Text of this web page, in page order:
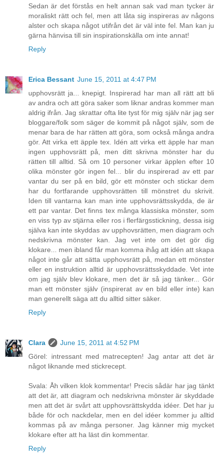
Sedan är det förstås en helt annan sak vad man tycker är
moraliskt rätt och fel, men att låta sig inspireras av någons
alster och skapa något utifrån det är väl inte fel. Man kan ju
gärna hänvisa till sin inspirationskälla om inte annat!
Reply
Erica Bessant June 15, 2011 at 4:47 PM
upphovsrätt ja... knepigt. Inspirerad har man all rätt att bli
av andra och att göra saker som liknar andras kommer man
aldrig ifrån. Jag skrattar ofta lite tyst för mig själv när jag ser
bloggare/folk som säger de kommit på något själv, som de
menar bara de har rätten att göra, som också många andra
gör. Att virka ett äpple tex. Idén att virka ett äpple har man
ingen upphovsrätt på, men ditt skrivna mönster har du
rätten till alltid. Så om 10 personer virkar äpplen efter 10
olika mönster gör ingen fel... blir du inspirerad av ett par
vantar du ser på en bild, gör ett mönster och stickar dem
har du fortfarande upphovsrätten till mönstret du skrivit.
Iden till vantarna kan man inte upphovsrättsskydda, de är
ett par vantar. Det finns tex många klassiska mönster, som
en viss typ av stjärna eller ros i flerfärgsstickning, dessa isig
själva kan inte skyddas av upphovsrätten, men diagram och
nedskrivna mönster kan. Jag vet inte om det gör dig
klokare... men ibland får man komma ihåg att idén att skapa
något inte går att sätta upphovsrätt på, medan ett mönster
eller en instruktion alltid är upphovsrättsskyddade. Vet inte
om jag själv blev klokare, men det är så jag tänker... Gör
man ett mönster själv (inspirerat av en bild eller inte) kan
man generellt säga att du alltid sitter säker.
Reply
Clara
June 15, 2011 at 4:52 PM
Görel: intressant med matrecepten! Jag antar att det är
något liknande med stickrecept.
Svala: Åh vilken klok kommentar! Precis sådär har jag tänkt
att det är, att diagram och nedskrivna mönster är skyddade
men att det är svårt att upphovsrättskydda idéer. Det har ju
både för och nackdelar, men en del idéer kommer ju alltid
kommas på av många personer. Jag känner mig mycket
klokare efter att ha läst din kommentar.
Reply